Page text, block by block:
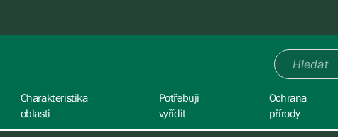
Charakteristika
oblasti
Potřebuji
vyřídit
Ochrana
přírody